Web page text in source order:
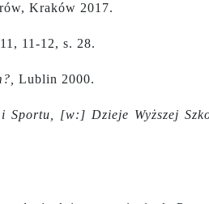
Kraków 2017.
11-12, s. 28.
Lublin 2000.
Sportu, [w:] Dzieje Wyższej